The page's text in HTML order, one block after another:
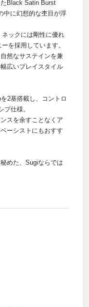
Black Satin Burst
中に幻想的な杢目が浮
ックには剛性に優れ
を採用しています。
然なサステインを兼
広いプレイスタイル
2基搭載し、コントロ
ブ仕様。
スを余すことなくア
ーシストにもおすす
めた、Sugiならでは